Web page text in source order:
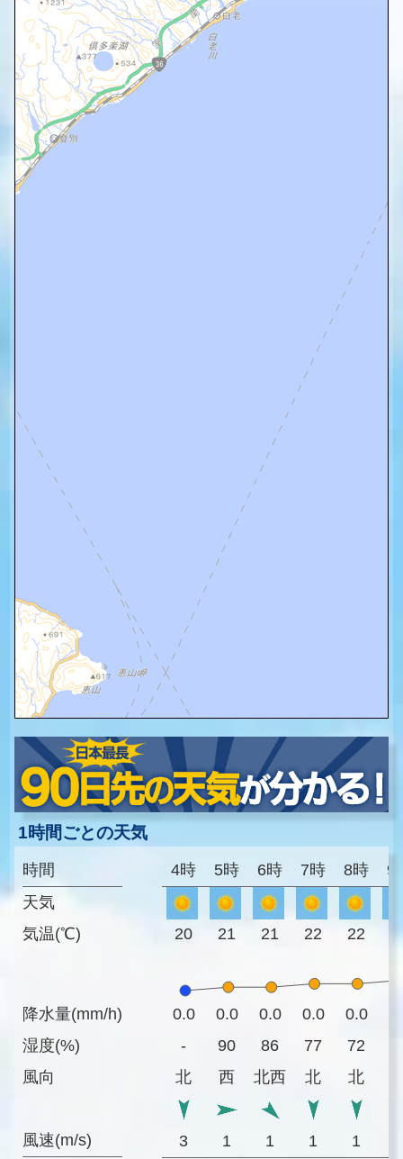
1時間ごとの天気
時間
天気
気温(℃)
降水量(mm/h)
湿度(%)
風向
風速(m/s)
4時 5時 6時 7時 8時 9
20 21 21 22 22
0.0 0.0 0.0 0.0 0.0
-
90 86 77 72
北
西 北西 北 北
3 1 1 1 1